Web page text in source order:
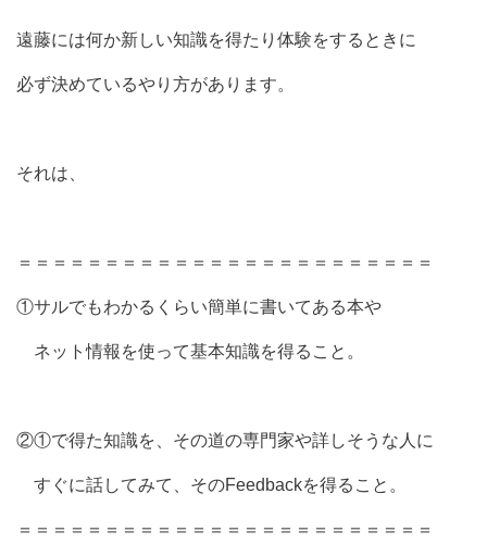
遠藤には何か新しい知識を得たり体験をするときに
必ず決めているやり方があります。
それは、
＝＝＝＝＝＝＝＝＝＝＝＝＝＝＝＝＝＝＝＝＝＝＝＝
①サルでもわかるくらい簡単に書いてある本や
ネット情報を使って基本知識を得ること。
②①で得た知識を、その道の専門家や詳しそうな人に
すぐに話してみて、そのFeedbackを得ること。
＝＝＝＝＝＝＝＝＝＝＝＝＝＝＝＝＝＝＝＝＝＝＝＝